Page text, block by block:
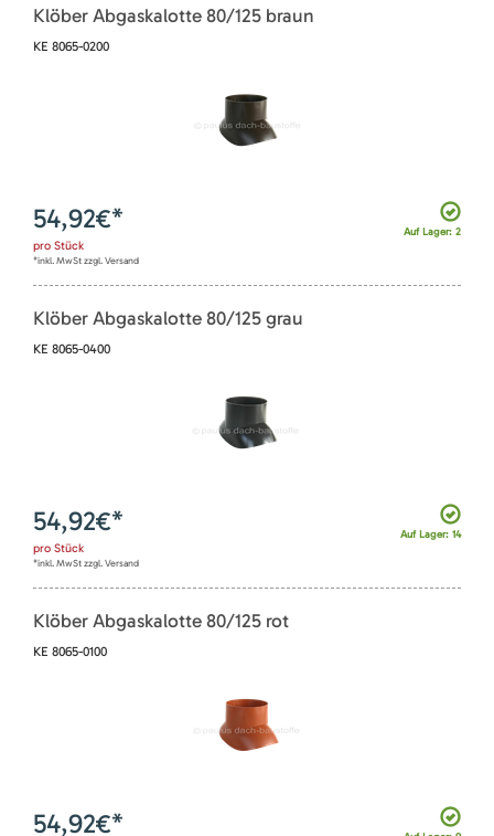
Klöber Abgaskalotte 80/125 braun
KE 8065-0200
Auf Lager: 2
54,92€*
pro Stück
*inkl. MwSt zzgl. Versand
Klöber Abgaskalotte 80/125 grau
KE 8065-0400
Auf Lager: 14
54,92€*
pro Stück
*inkl. MwSt zzgl. Versand
Klöber Abgaskalotte 80/125 rot
KE 8065-0100
54,92€*